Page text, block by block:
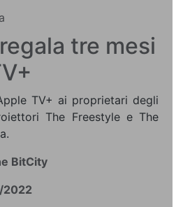
tre mesi
TV+ ai proprietari degli
The Freestyle e The
BitCity
2022